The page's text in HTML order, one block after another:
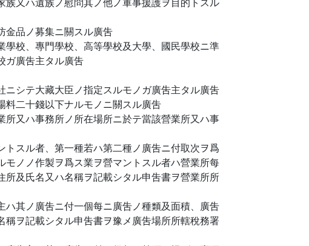
金品ノ募集ニ關スル廣吿
校、專門學校、高等學校及大學、國民學校ニ準
ガ廣吿主タル廣吿
シテ大藏大臣ノ指定スルモノガ廣吿主タル廣吿
料二十錢以下ナルモノニ關スル廣吿
又ハ事務所ノ所在場所ニ於テ當該營業所又ハ事
スル者、第一種若ハ第二種ノ廣吿ニ付取次ヲ爲
ノノ作製ヲ爲ス業ヲ營マントスル者ハ營業所每
及氏名又ハ名稱ヲ記載シタル申吿書ヲ營業所所
其ノ廣吿ニ付一個每ニ廣吿ノ種類及面積、廣吿
ヲ記載シタル申吿書ヲ豫メ廣吿場所所轄稅務署